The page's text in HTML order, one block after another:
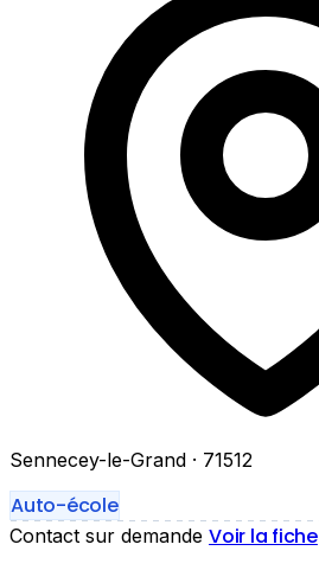
Sennecey-le-Grand · 71512
Auto-école
Contact sur demande Voir la fiche